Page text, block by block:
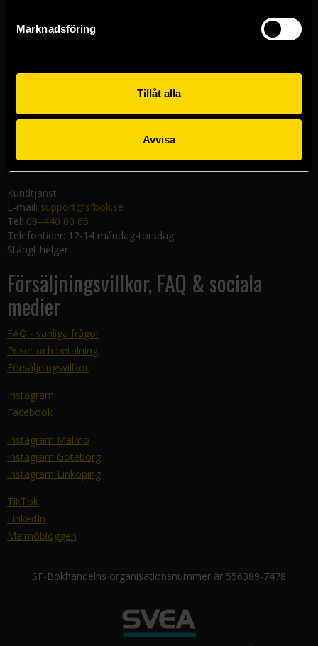
Marknadsföring
Tillåt alla
Avvisa
Göteborgsbutiken
Kungsgatan 19
Malmöbutiken
582 19 Linköping
Kundtjänst
E-mail: support@sfbok.se
Tel: 08–440 00 66
Telefontider: 12-14 måndag-torsdag
Stängt helger
Försäljningsvillkor, FAQ & sociala
medier
FAQ - vanliga frågor
Priser och betalning
Försäljningsvillkor
Instagram
Facebook
Instagram Malmö
Instagram Göteborg
Instagram Linköping
TikTok
LinkedIn
Malmöbloggen
SF-Bokhandelns organisationsnummer är 556389-7478